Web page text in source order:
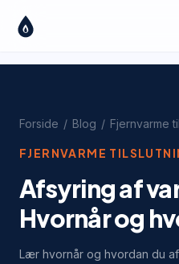
Forside / Blog / Fjernvarme
FJERNVARME
Afsyring af
Hvornår og
Lær hvornår og hvordan du